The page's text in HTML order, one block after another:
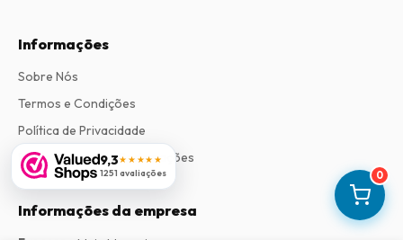
0
9,3★★★★★
1251 avaliações
Informações
Sobre Nós
Termos e Condições
Política de Privacidade
Procedimento de Reclamações
Informações da empresa